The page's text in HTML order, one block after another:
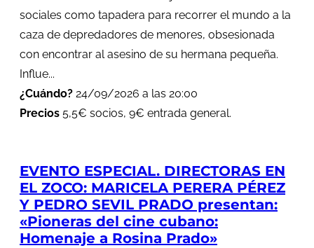
sociales como tapadera para recorrer el mundo a la
caza de depredadores de menores, obsesionada
con encontrar al asesino de su hermana pequeña.
Influe...
¿Cuándo? 24/09/2026 a las 20:00
Precios 5,5€ socios, 9€ entrada general.
EVENTO ESPECIAL. DIRECTORAS EN
EL ZOCO: MARICELA PERERA PÉREZ
Y PEDRO SEVIL PRADO presentan:
«Pioneras del cine cubano:
Homenaje a Rosina Prado»